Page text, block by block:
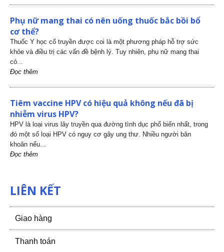
Phụ nữ mang thai có nên uống thuốc bắc bồi bổ
cơ thể?
Thuốc Y học cổ truyền được coi là một phương pháp hỗ trợ sức
khỏe và điều trị các vấn đề bệnh lý. Tuy nhiên, phụ nữ mang thai
có...
Đọc thêm
Tiêm vaccine HPV có hiệu quả không nếu đã bị
nhiễm virus HPV?
HPV là loại virus lây truyền qua đường tình dục phổ biến nhất, trong
đó một số loại HPV có nguy cơ gây ung thư. Nhiều người băn
khoăn nếu...
Đọc thêm
LIÊN KẾT
Giao hàng
Thanh toán